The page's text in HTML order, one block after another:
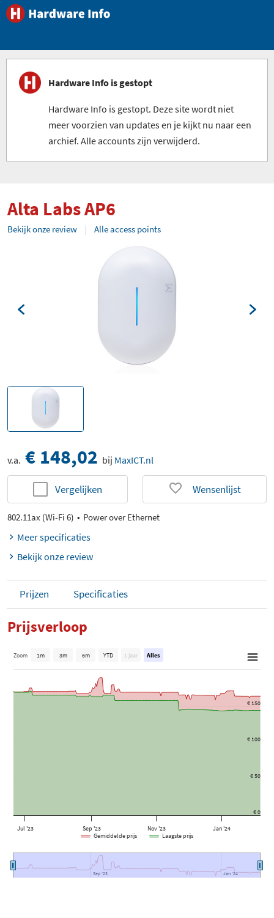
Hardware Info is gestopt
Hardware Info is gestopt. Deze site wordt niet
meer voorzien van updates en je kijkt nu naar een
archief. Alle accounts zijn verwijderd.
Alta Labs AP6
Bekijk onze review Alle access points
v.a. € 148,02 bij MaxICT.nl
Vergelijken Wensenlijst
802.11ax (Wi-Fi 6) Power over Ethernet
Meer specificaties
Bekijk onze review
Prijzen Specificaties
Prijsverloop
Jul '23 Sep '23 Nov '23 Jan '24
Sep '23
Sep '23 Jan '24
Jan '24
€ 0
€ 50
€ 100
€ 150
Zoom 1m 3m 6m YTD 1 jaar Alles
Gemiddelde prijs Laagste prijs